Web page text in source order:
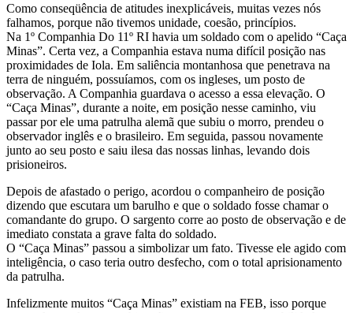
Como conseqüência de atitudes inexplicáveis, muitas vezes nós
falhamos, porque não tivemos unidade, coesão, princípios.
Na 1º Companhia Do 11º RI havia um soldado com o apelido “Caça
Minas”. Certa vez, a Companhia estava numa difícil posição nas
proximidades de Iola. Em saliência montanhosa que penetrava na
terra de ninguém, possuíamos, com os ingleses, um posto de
observação. A Companhia guardava o acesso a essa elevação. O
“Caça Minas”, durante a noite, em posição nesse caminho, viu
passar por ele uma patrulha alemã que subiu o morro, prendeu o
observador inglês e o brasileiro. Em seguida, passou novamente
junto ao seu posto e saiu ilesa das nossas linhas, levando dois
prisioneiros.
Depois de afastado o perigo, acordou o companheiro de posição
dizendo que escutara um barulho e que o soldado fosse chamar o
comandante do grupo. O sargento corre ao posto de observação e de
imediato constata a grave falta do soldado.
O “Caça Minas” passou a simbolizar um fato. Tivesse ele agido com
inteligência, o caso teria outro desfecho, com o total aprisionamento
da patrulha.
Infelizmente muitos “Caça Minas” existiam na FEB, isso porque